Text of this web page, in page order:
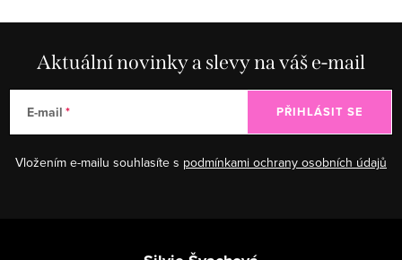
Aktuální novinky a slevy na váš e-mail
E-mail
Vložením e-mailu souhlasíte s podmínkami ochrany osobních údajů
PŘIHLÁSIT SE